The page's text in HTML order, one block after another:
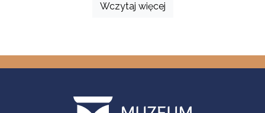
Wczytaj więcej